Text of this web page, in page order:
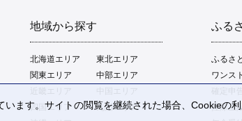
地域から探す
北海道エリア
東北エリア
関東エリア
中部エリア
四国エリア
九州エリア
ふる
ふるさ
ワンス
控除上
ます。サイトの閲覧を継続された場合、Cookieの